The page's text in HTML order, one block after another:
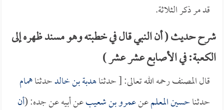
قد مر ذكر الثلاثة.
شرح حديث ( أن النبي قال في خطبته وهو مسند ظهره إلى
الكعبة: في الأصابع عشر عشر )
قال المصنف رحمه الله تعالى: [ حدثناهدبة بن خالدحدثناهمام
حدثناحسين المعلمعنعمرو بن شعيبعن أبيه عن جده: (أن